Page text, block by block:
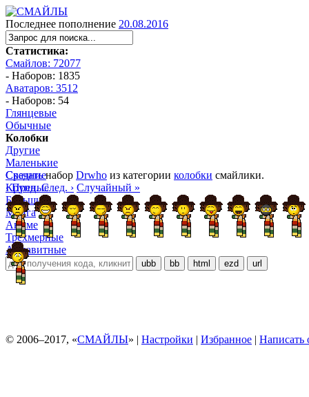
Последнее пополнение 20.08.2016
Статистика:
Смайлов: 72077
- Наборов: 1835
Аватаров: 3512
- Наборов: 54
Глянцевые
Обычные
Колобки
Другие
Маленькие
Средние
Крупные
Большие
Манга
Аниме
Трёхмерные
Алфавитные
ubb bb html ezd url
Скачатьнабор Drwho из категории колобки смайлики.
‹ Пред. След. › Случайный »
© 2006–2017, «СМАЙЛЫ» | Настройки | Избранное | Написать